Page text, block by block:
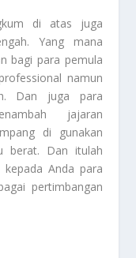
di atas juga
Yang mana
bagi para pemula
namun
Dan juga para
jajaran
di gunakan
berat. Dan itulah
Anda para
pertimbangan